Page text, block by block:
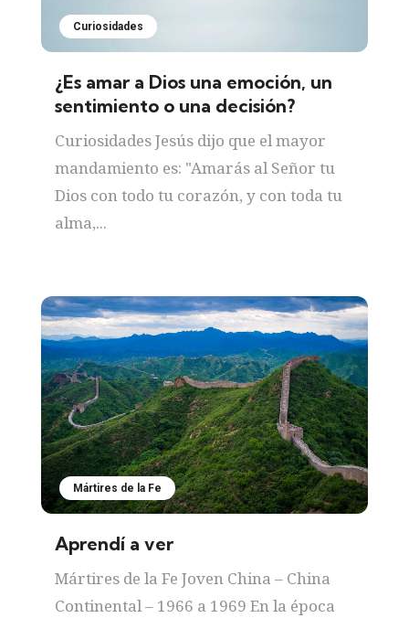
Curiosidades
¿Es amar a Dios una emoción, un
sentimiento o una decisión?
Curiosidades Jesús dijo que el mayor
mandamiento es: "Amarás al Señor tu
Dios con todo tu corazón, y con toda tu
alma,...
Mártires de la Fe
Aprendí a ver
Mártires de la Fe Joven China – China
Continental – 1966 a 1969 En la época